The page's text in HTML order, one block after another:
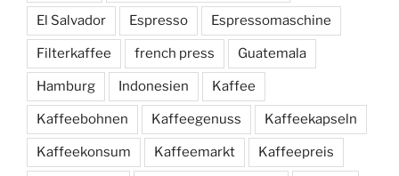
El Salvador Espresso Espressomaschine
Filterkaffee french press Guatemala
Hamburg Indonesien Kaffee
Kaffeebohnen Kaffeegenuss Kaffeekapseln
Kaffeekonsum Kaffeemarkt Kaffeepreis